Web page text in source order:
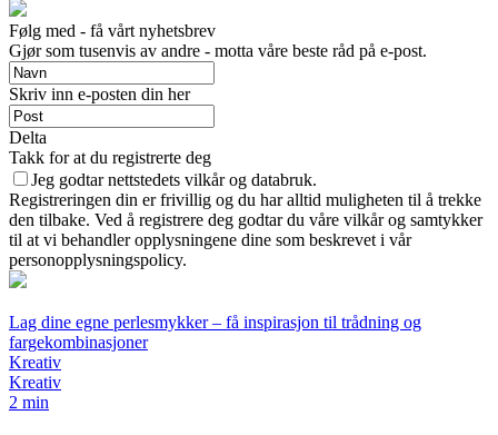
Følg med - få vårt nyhetsbrev
Gjør som tusenvis av andre - motta våre beste råd på e-post.
Skriv inn e-posten din her
Delta
Takk for at du registrerte deg
Jeg godtar nettstedets vilkår og databruk.
Registreringen din er frivillig og du har alltid muligheten til å trekke
den tilbake. Ved å registrere deg godtar du våre vilkår og samtykker
til at vi behandler opplysningene dine som beskrevet i vår
personopplysningspolicy.
Lag dine egne perlesmykker – få inspirasjon til trådning og
fargekombinasjoner
Kreativ
Kreativ
2 min